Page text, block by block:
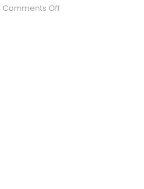
Comments Offon